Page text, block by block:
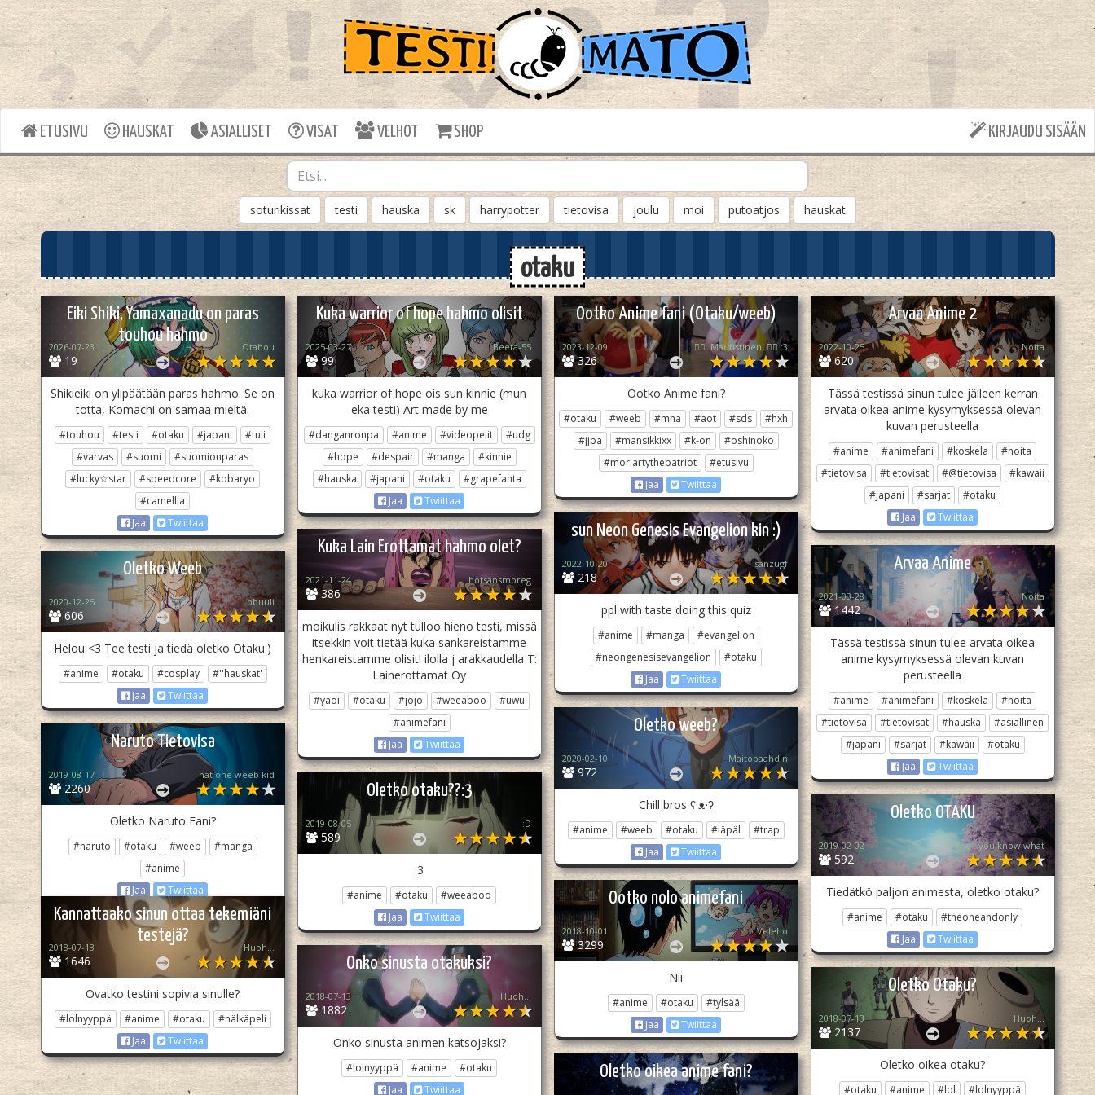
ETUSIVU HAUSKAT ASIALLISET VISAT VELHOT SHOP KIRJAUDU SISÄÄN
soturikissat testi hauska sk harrypotter tietovisa joulu moi putoatjos hauskat
otaku
Eiki Shiki, Yamaxanadu on paras
touhou hahmo
19
2026-07-23 Otahou
Shikieiki on ylipäätään paras hahmo. Se on
totta, Komachi on samaa mieltä.
#touhou #testi #otaku #japani
#tuli
#varvas
#suomi
#suomionparas
#lucky☆star
#speedcore
#kobaryo
#camellia
Jaa
Twiittaa
Kuka warrior of hope hahmo olisit
99
2025-03-27 Beeta-55
kuka warrior of hope ois sun kinnie (mun
eka testi) Art made by me
#danganronpa #anime #videopelit
#udg
#hope
#despair #manga
#kinnie
#hauska
#japani #otaku
#grapefanta
Jaa
Twiittaa
Ootko Anime fani (Otaku/weeb)
326
2023-12-09 🏳️‍🌈..Mautistinen..🏳️‍🌈 :3
Ootko Anime fani?
#otaku #weeb #mha #aot #sds
#hxh
#jjba
#mansikkixx #k-on
#oshinoko
#moriartythepatriot
#etusivu
Jaa
Twiittaa
Arvaa Anime 2
620
2022-10-25 Noita
Tässä testissä sinun tulee jälleen kerran
arvata oikea anime kysymyksessä olevan
kuvan perusteella
#anime #animefani #koskela
#noita
#tietovisa
#tietovisat #@tietovisa
#kawaii
#japani
#sarjat
#otaku
Jaa
Twiittaa
sun Neon Genesis Evangelion kin :)
218
2022-10-20 sanzugf
ppl with taste doing this quiz
#anime #manga
#evangelion
#neongenesisevangelion
#otaku
Jaa
Twiittaa
Kuka Lain Erottamat hahmo olet?
386
2021-11-24 hotsansmpreg
moikulis rakkaat nyt tulloo hieno testi, missä
itsekkin voit tietää kuka sankareistamme
henkareistamme olisit! ilolla j arakkaudella T:
Lainerottamat Oy
#yaoi #otaku #jojo #weeaboo
#uwu
#animefani
Jaa
Twiittaa
Arvaa Anime
1442
2021-03-28 Noita
Tässä testissä sinun tulee arvata oikea
anime kysymyksessä olevan kuvan
perusteella
#anime #animefani #koskela
#noita
#tietovisa
#tietovisat #hauska
#asiallinen
#japani
#sarjat #kawaii
#otaku
Jaa
Twiittaa
Oletko Weeb
606
2020-12-25 bbuuli
Helou <3 Tee testi ja tiedä oletko Otaku:)
#anime #otaku #cosplay
#''hauskat'
Jaa
Twiittaa
Oletko weeb?
972
2020-02-10 Maitopaahdin
Chill bros ʕ·ᴥ·ʔ
#anime #weeb #otaku #läpäl
#trap
Jaa
Twiittaa
Naruto Tietovisa
2260
2019-08-17 That one weeb kid
Oletko Naruto Fani?
#naruto #otaku #weeb
#manga
#anime
Jaa
Twiittaa
Oletko otaku??:3
589
2019-08-05 :D
:3
#anime #otaku
#weeaboo
Jaa
Twiittaa
Oletko OTAKU
592
2019-02-02 The...you know what
Tiedätkö paljon animesta, oletko otaku?
#anime #otaku
#theoneandonly
Jaa
Twiittaa
Ootko nolo animefani
3299
2018-10-01 Veleho
Nii
#anime #otaku
#tylsää
Jaa
Twiittaa
Kannattaako sinun ottaa tekemiäni
testejä?
1646
2018-07-13 Huoh...
Ovatko testini sopivia sinulle?
#lolnyyppä #anime #otaku
#nälkäpeli
Jaa
Twiittaa
Onko sinusta otakuksi?
1882
2018-07-13 Huoh...
Onko sinusta animen katsojaksi?
#lolnyyppä #anime
#otaku
Jaa
Twiittaa
Oletko Otaku?
2137
2018-07-13 Huoh...
Oletko oikea otaku?
#otaku #anime #lol #lolnyyppä
Oletko oikea anime fani?